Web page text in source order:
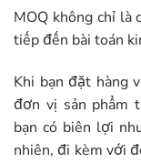
MOQ không chỉ là
tiếp đến bài toán
Khi bạn đặt hàng
đơn vị sản phẩm
bạn có biên lợi
nhiên, đi kèm với